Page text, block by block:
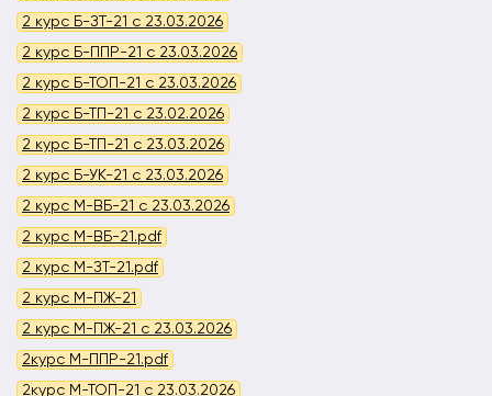
2 курс Б-ЗТ-21 с 23.03.2026
2 курс Б-ППР-21 с 23.03.2026
2 курс Б-ТОП-21 с 23.03.2026
2 курс Б-ТП-21 с 23.02.2026
2 курс Б-ТП-21 с 23.03.2026
2 курс Б-УК-21 с 23.03.2026
2 курс М-ВБ-21 с 23.03.2026
2 курс М-ВБ-21.pdf
2 курс М-ЗТ-21.pdf
2 курс М-ПЖ-21
2 курс М-ПЖ-21 с 23.03.2026
2курс М-ППР-21.pdf
2курс М-ТОП-21 с 23.03.2026